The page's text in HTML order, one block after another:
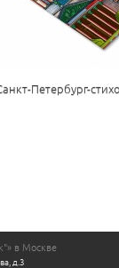
Петербург-
в Москве
д.3